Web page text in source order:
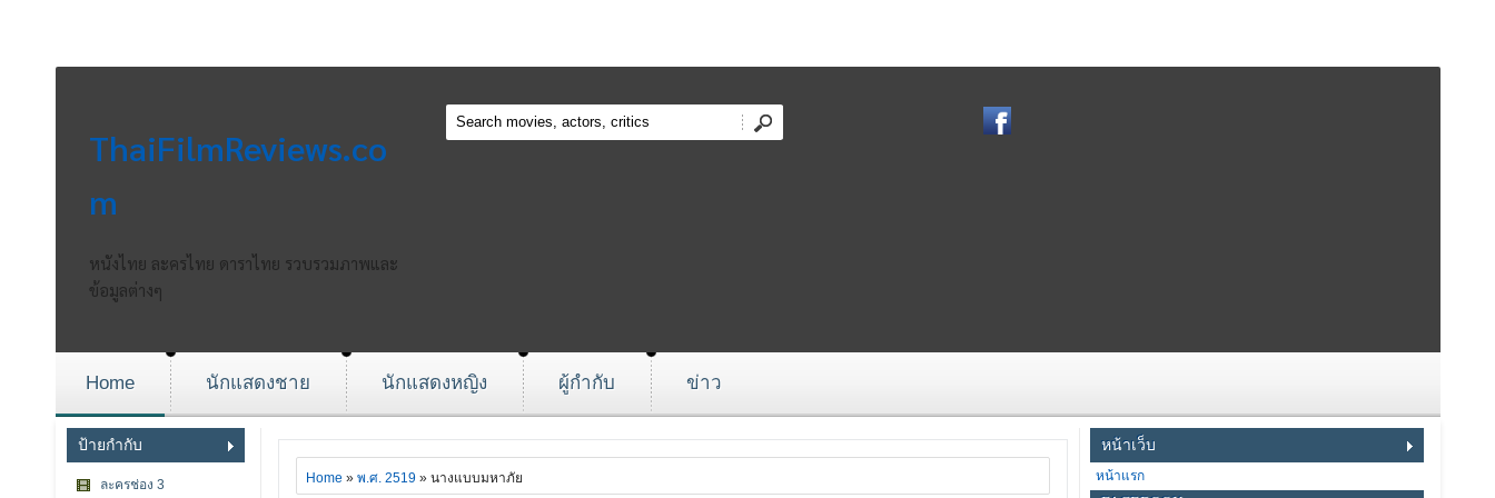
ThaiFilmReviews.co
m
หนังไทย ละครไทย ดาราไทย รวบรวมภาพและ
ข้อมูลต่างๆ
Home นักแสดงชาย นักแสดงหญิง ผู้กำกับ ข่าว
ป้ายกำกับ
ละครช่อง 3 Home » พ.ศ. 2519» นางแบบมหาภัย
หน้าเว็บ
หน้าแรก